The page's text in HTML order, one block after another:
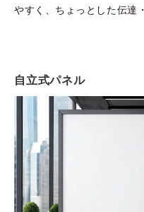
やすく、ちょっとした伝達
自立式パネル